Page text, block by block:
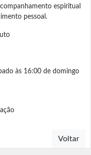
espiritual
pessoal.
às 16:00 de domingo
Voltar